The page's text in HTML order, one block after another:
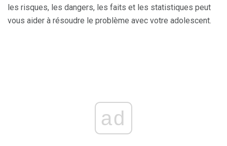
les risques, les dangers, les faits et les statistiques peut
vous aider à résoudre le problème avec votre adolescent.
ad